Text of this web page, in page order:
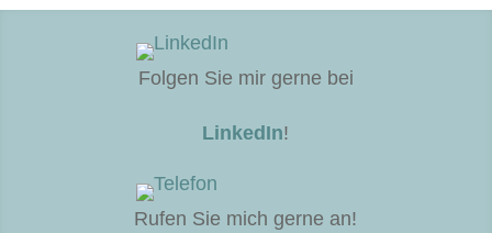
Folgen Sie mir gerne bei
LinkedIn!
Rufen Sie mich gerne an!